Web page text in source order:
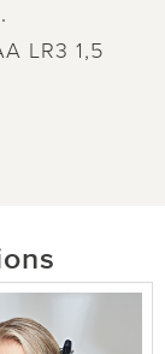
LR3 1,5